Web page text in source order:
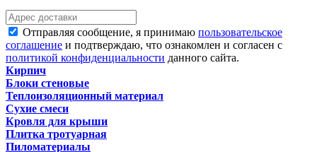
Отправляя сообщение, я принимаю пользовательское
соглашение и подтверждаю, что ознакомлен и согласен с
политикой конфиденциальности данного сайта.
Кирпич
Блоки стеновые
Теплоизоляционный материал
Сухие смеси
Кровля для крыши
Плитка тротуарная
Пиломатериалы